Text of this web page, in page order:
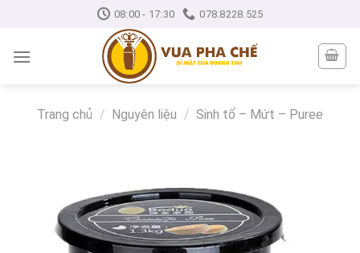
content
08:00 - 17:30 078.8228.525
Trang chủ / Nguyên liệu / Sinh tố – Mứt – Puree